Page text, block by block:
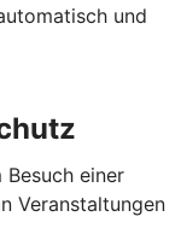
und
einer
Veranstaltungen